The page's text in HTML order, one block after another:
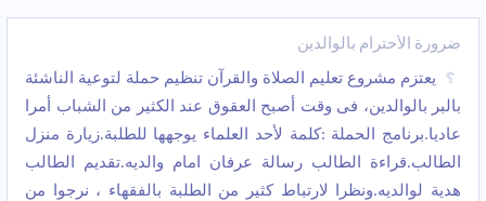
ضرورة الأحترام بالوالدین
یعتزم مشروع تعلیم الصلاة والقرآن تنظیم حملة لتوعیة الناشئة
بالبر بالوالدین، فی وقت أصبح العقوق عند الکثیر من الشباب أمرا
عادیا.برنامج الحملة :کلمة لأحد العلماء یوجهها للطلبة.زیارة منزل
الطالب.قراءة الطالب رسالة عرفان امام والدیه.تقدیم الطالب
هدیة لوالدیه.ونظرا لارتباط کثیر من الطلبة بالفقهاء ، نرجوا من